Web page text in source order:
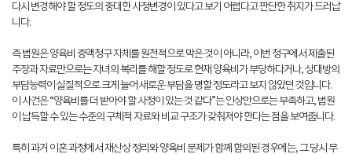
다시 변경해야 할 정도의 중대한 사정변경이 있다고 보기 어렵다고 판단한 취지가 드러납
니다.
즉 법원은 양육비 증액청구 자체를 원천적으로 막은 것이 아니라, 이번 청구에서 제출된
주장과 자료만으로는 자녀의 복리를 해할 정도로 현재 양육비가 부당하다거나, 상대방의
부담능력이 실질적으로 크게 늘어 새로운 부담을 명할 정도라고 보지 않았던 것입니다.
이 사건은 “양육비를 더 받아야 할 사정이 있는 것 같다”는 인상만으로는 부족하고, 법원
이 납득할 수 있는 수준의 구체적 자료와 비교 구조가 갖춰져야 한다는 점을 보여줍니다.
특히 과거 이혼 과정에서 재산상 정리와 양육비 문제가 함께 합의된 경우에는, 그 당시 무